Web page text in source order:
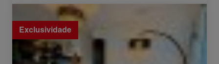
Venda Apartamento Rumilly 2 Quartos 48 m²
Exclusividade